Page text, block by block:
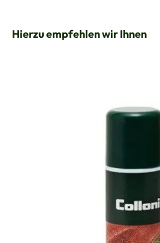
Produktgalerie überspringen
Hierzu empfehlen wir Ihnen